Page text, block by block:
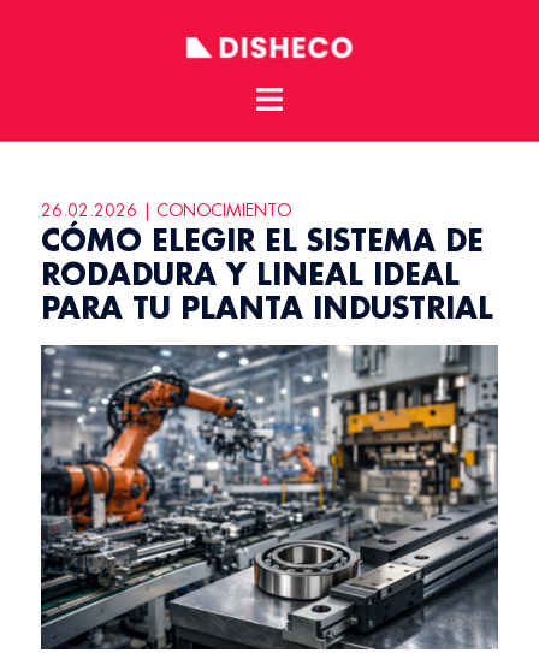
content
Toggle
menu
26.02.2026 | CONOCIMIENTO
CÓMO ELEGIR EL SISTEMA DE
RODADURA Y LINEAL IDEAL
PARA TU PLANTA INDUSTRIAL